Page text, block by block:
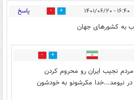
۱۶:۴۰ - ۱۴۰۱/۰۶/۲۰ 17 پاسخ
به کشورهای جهان
4
۴۰ سال مردم نجیب ایران رو محروم کردن
نیومد...خدا مکرشونو به خودشون